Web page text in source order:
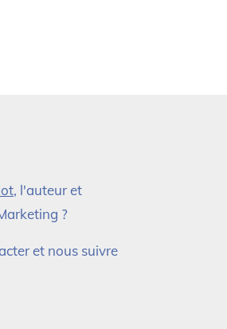
, l'auteur et
?
et nous suivre